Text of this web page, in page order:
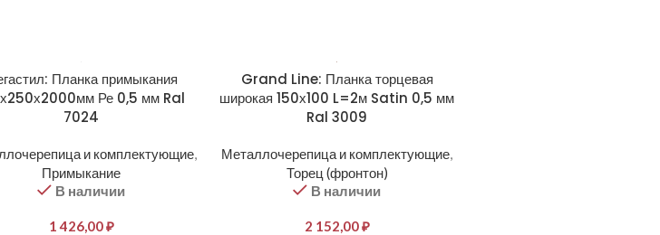
Планка примыкания
Ре 0,5 мм Ral
7024
и комплектующие,
Примыкание
В наличии
1 426,00₽
Grand Line: Планка торцевая
широкая 150х100 L=2м Satin 0,5 мм
Ral 3009
Металлочерепица и комплектующие,
Торец (фронтон)
В наличии
2 152,00₽